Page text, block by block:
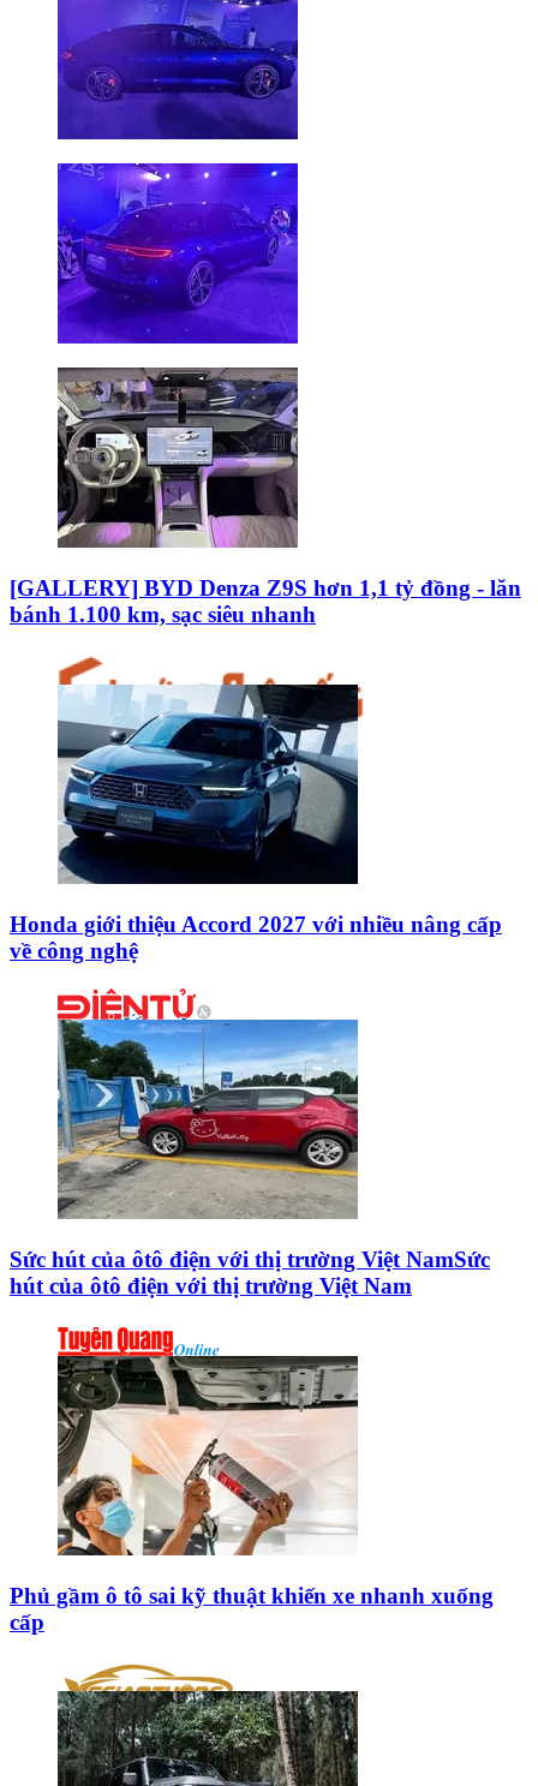
[GALLERY] BYD Denza Z9S hơn 1,1 tỷ đồng - lăn
bánh 1.100 km, sạc siêu nhanh
Honda giới thiệu Accord 2027 với nhiều nâng cấp
về công nghệ
Sức hút của ôtô điện với thị trường Việt NamSức
hút của ôtô điện với thị trường Việt Nam
Phủ gầm ô tô sai kỹ thuật khiến xe nhanh xuống
cấp